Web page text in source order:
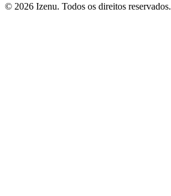
© 2026 Izenu. Todos os direitos reservados.